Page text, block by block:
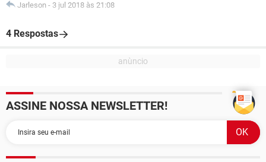
Jarleson - 3 jul 2018 às 21:08
4 Respostas
ASSINE NOSSA NEWSLETTER!